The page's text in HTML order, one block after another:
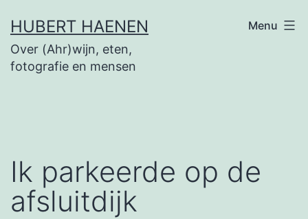
naar
de
HUBERT HAENEN
Over (Ahr)wijn, eten,
fotografie en mensen
Menu
Ik parkeerde op de
afsluitdijk